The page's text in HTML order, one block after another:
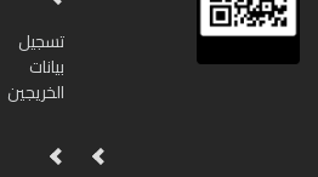
تسجيل
بيانات
الخريجين